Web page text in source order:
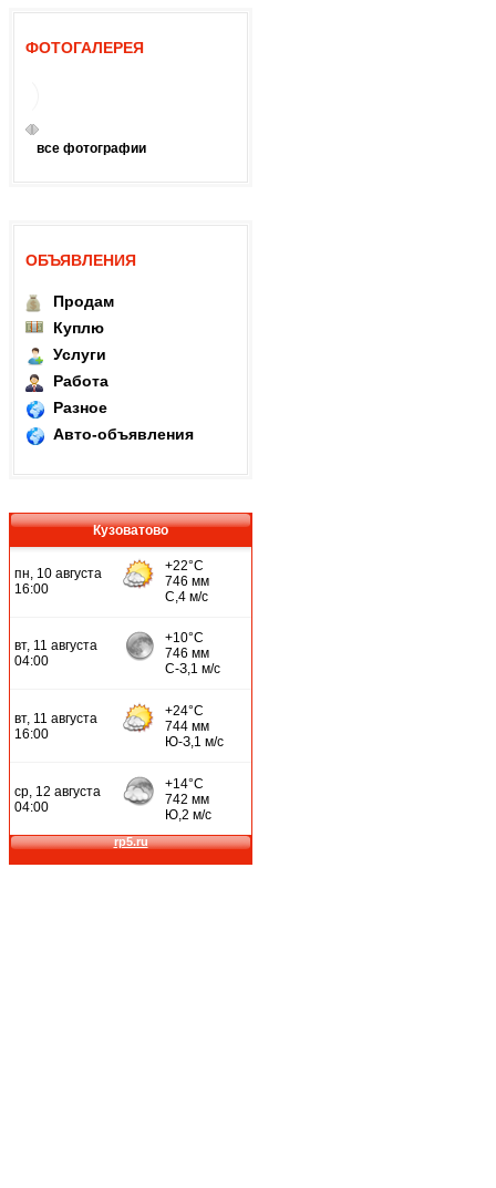
ФОТОГАЛЕРЕЯ
все фотографии
ОБЪЯВЛЕНИЯ
Продам
Куплю
Услуги
Работа
Разное
Авто-объявления
Кузоватово